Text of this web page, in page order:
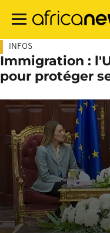
contenu
INFOS
Immigration :
pour protéger